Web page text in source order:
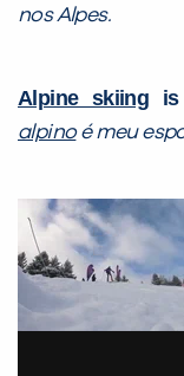
nos Alpes.
Alpine skiing is
alpinoé meu